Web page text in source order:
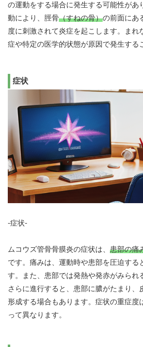
の運動をする場合に発生する可能性があ
動により、脛骨（すねの骨）の前面にあ
度に刺激されて炎症を起こします。まれ
症や特定の医学的状態が原因で発生する
症状
-症状-
ムコウズ管骨骨膜炎の症状は、 患部の痛
です。痛みは、運動時や患部を圧迫する
す。また、患部では発熱や発赤がみられ
さらに進行すると、患部に膿がたまり、
形成する場合もあります。症状の重症度
って異なります。